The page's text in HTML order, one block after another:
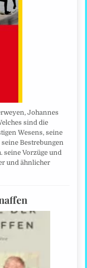
Johannes
sind die
Wesens, seine
Bestrebungen
seine Vorzüge und
und ähnlicher